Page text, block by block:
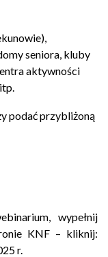
seniora, kluby
aktywności
podać przybliżoną
wypełnij
KNF – kliknij:
r.